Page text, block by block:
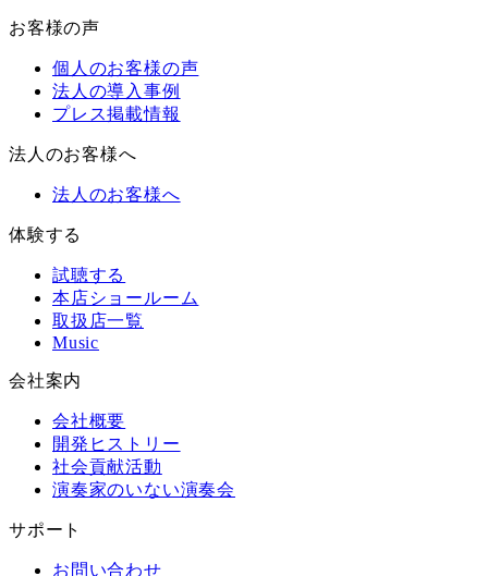
お客様の声
個人のお客様の声
法人の導入事例
プレス掲載情報
法人のお客様へ
法人のお客様へ
体験する
試聴する
本店ショールーム
取扱店一覧
Music
会社案内
会社概要
開発ヒストリー
社会貢献活動
演奏家のいない演奏会
サポート
お問い合わせ